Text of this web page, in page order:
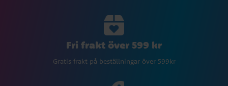
Fri frakt över 599 kr
Gratis frakt på beställningar över 599kr